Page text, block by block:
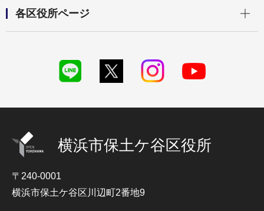
各区役所ページ
横浜市保土ケ谷区役所
〒240-0001
横浜市保土ケ谷区川辺町2番地9